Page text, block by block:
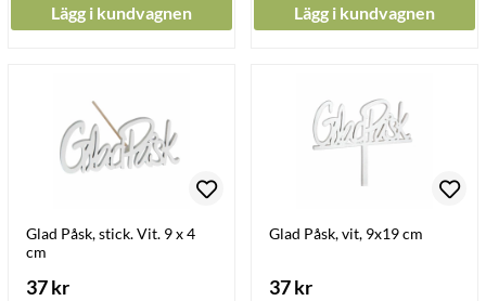
Lägg i kundvagnen Lägg i kundvagnen
Glad Påsk, stick. Vit. 9 x 4
cm
37 kr
Glad Påsk, vit, 9x19 cm
37 kr